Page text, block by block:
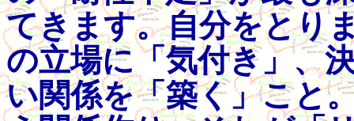
てきます。自分をとり
の立場に「気付き」、
い関係を「築く」こと